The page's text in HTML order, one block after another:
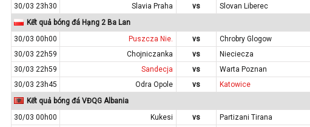
30/03 23h30
Slavia Praha vs Slovan Liberec
Kết quả bóng đá Hạng 2 Ba Lan
30/03 00h00
Puszcza Nie. vs Chrobry Glogow
30/03 22h59
Chojniczanka vs Nieciecza
30/03 22h59
Sandecja vs Warta Poznan
30/03 23h45
Odra Opole vs Katowice
Kết quả bóng đá VĐQG Albania
30/03 00h00
Kukesi vs Partizani Tirana